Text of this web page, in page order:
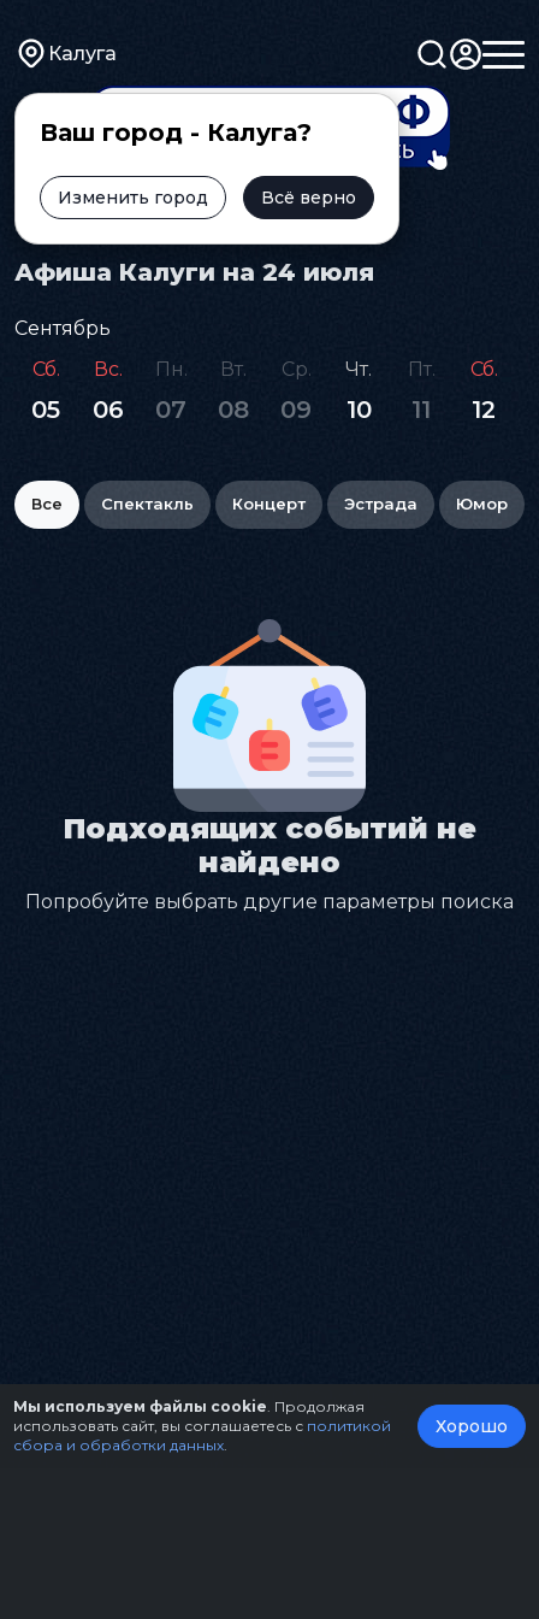
Калуга
Ваш город - Калуга?
Изменить город Всё верно
Главная Афиша
Афиша Калуги на 24 июля
Сентябрь
Сб.
05
Вс.
06
Пн.
07
Вт.
08
Ср.
09
Чт.
10
Пт.
11
Сб.
12
Все Спектакль Концерт Эстрада Юмор
Подходящих событий не
найдено
Попробуйте выбрать другие параметры поиска
Мы используем файлы cookie . Продолжая
использовать сайт, вы соглашаетесь с политикой
сбора и обработки данных
Хорошо